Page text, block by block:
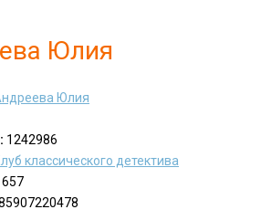
Юлия
Юлия
1242986
классического детектива